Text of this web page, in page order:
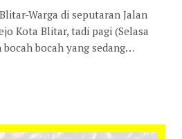
Warga di seputaran Jalan
Kota Blitar, tadi pagi (Selasa
bocah yang sedang…